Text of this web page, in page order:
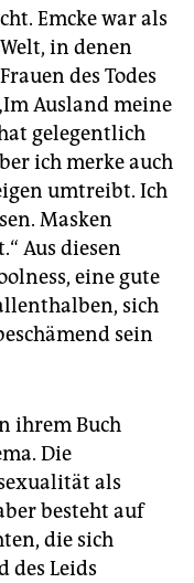
Emcke war als
in denen
des Todes
Ausland meine
gelegentlich
ich merke auch
umtreibt. Ich
Masken
Aus diesen
eine gute
sich
sein
ihrem Buch
Die
als
besteht auf
die sich
des Leids